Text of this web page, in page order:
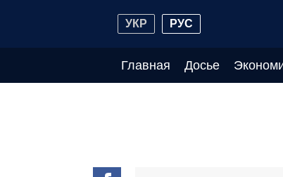
УКР РУС
Главная Досье